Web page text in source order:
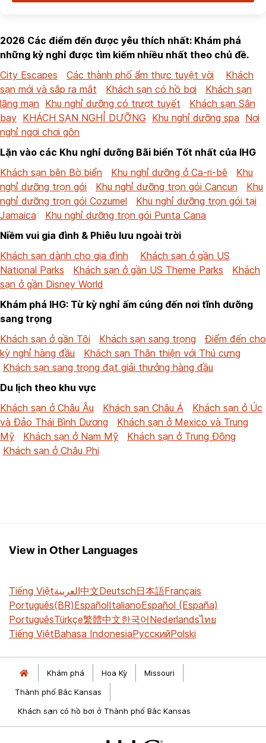
2026 Các điểm đến được yêu thích nhất: Khám phá
những kỳ nghỉ được tìm kiếm nhiều nhất theo chủ đề.
City Escapes
Các thành phố ẩm thực tuyệt vời
Khách
sạn mới và sắp ra mắt
Khách sạn có hồ bơi
Khách sạn
lãng mạn Khu nghỉ dưỡng có trượt tuyết
Khách sạn Sân
bay KHÁCH SẠN NGHỈ DƯỠNG Khu nghỉ dưỡng spa Nơi
nghỉ ngơi chơi gôn
Lặn vào các Khu nghỉ dưỡng Bãi biển Tốt nhất của IHG
Khách sạn bên Bờ biển
Khu nghỉ dưỡng ở Ca-ri-bê
Khu
nghỉ dưỡng trọn gói
Khu nghỉ dưỡng trọn gói Cancun
Khu
nghỉ dưỡng trọn gói Cozumel
Khu nghỉ dưỡng trọn gói tại
Jamaica
Khu nghỉ dưỡng trọn gói Punta Cana
Niềm vui gia đình & Phiêu lưu ngoài trời
Khách sạn dành cho gia đình
Khách sạn ở gần US
National Parks
Khách sạn ở gần US Theme Parks
Khách
sạn ở gần Disney World
Khám phá IHG: Từ kỳ nghỉ ấm cúng đến nơi tĩnh dưỡng
sang trọng
Khách sạn ở gần Tôi
Khách sạn sang trọng
Điểm đến cho
kỳ nghỉ hàng đầu
Khách sạn Thân thiện với Thú cưng
Khách sạn sang trọng đạt giải thưởng hàng đầu
Du lịch theo khu vực
Khách sạn ở Châu Âu
Khách sạn Châu Á
Khách sạn ở Úc
và Đảo Thái Bình Dương
Khách sạn ở Mexico và Trung
Mỹ
Khách sạn ở Nam Mỹ
Khách sạn ở Trung Đông
Khách sạn ở Châu Phi
View in Other Languages
Tiếng Việtالعربية中文Deutsch日本語Français
Português(BR)EspañolItalianoEspañol (España)
PortuguêsTürkçe繁體中文한국어Nederlandsไทย
Tiếng ViệtBahasa IndonesiaРусскийPolski
Khám phá Hoa Kỳ
Missouri
Thành phố Bắc Kansas
Khách sạn có hồ bơi ở Thành phố Bắc Kansas